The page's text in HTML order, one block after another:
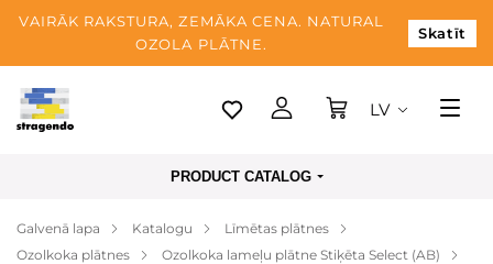
VAIRĀK RAKSTURA, ZEMĀKA CENA. NATURAL
OZOLA PLĀTNE.
Skatīt
Tallina
Apmaksa
LV
PRODUCT CATALOG
Galvenā lapa Katalogu
Līmētas plātnes
Ozolkoka plātnes
Ozolkoka lameļu plātne Stiķēta Select (AB)